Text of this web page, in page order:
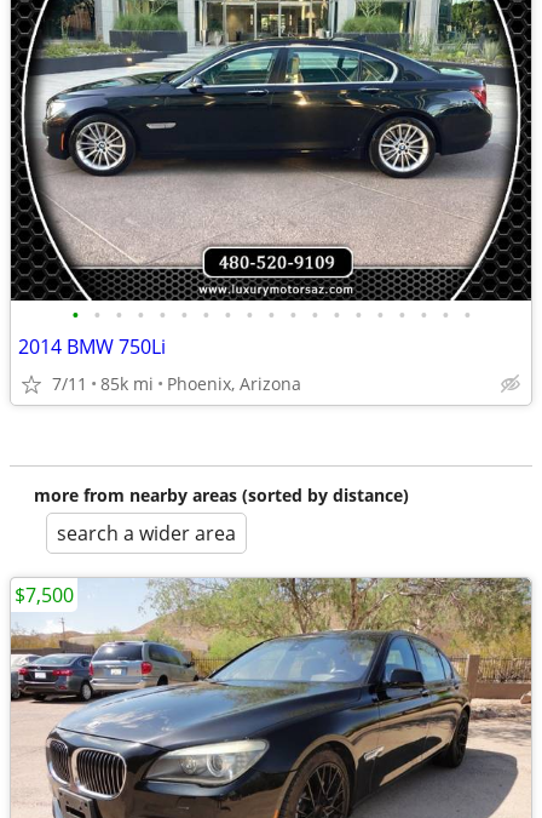
• • • • • • • • • • • • • • • • • • •
2014 BMW 750Li
7/11 85k mi Phoenix, Arizona
more from nearby areas (sorted by distance)
search a wider area
$7,500